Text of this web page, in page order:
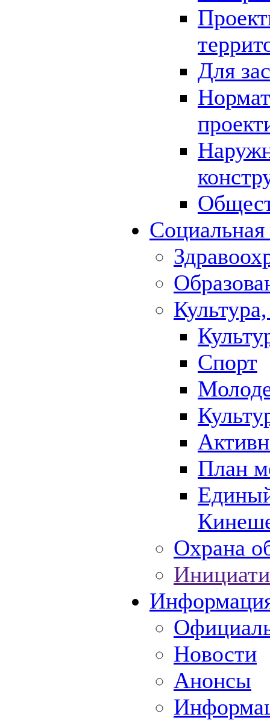
Для
Спорт
План
Охрана
Новости
Анонсы